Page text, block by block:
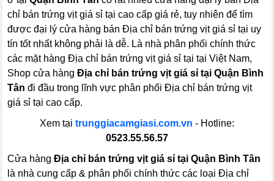
chỉ bán trứng vịt giá sỉ tại cao cấp giá rẻ, tuy nhiên để tìm
được đại lý cửa hàng bán Địa chỉ bán trứng vịt giá sỉ tại uy
tín tốt nhất không phải là dễ. Là nhà phân phối chính thức
các mặt hàng Địa chỉ bán trứng vịt giá sỉ tại tại Việt Nam,
Shop cửa hàngĐịa chỉ bán trứng vịt giá sỉ tại Quận Bình
Tân đi đầu trong lĩnh vực phân phối Địa chỉ bán trứng vịt
giá sỉ tại cao cấp.
Xem tại trunggiacamgiasi.com.vn - Hotline:
0523.55.56.57
Cửa hàngĐịa chỉ bán trứng vịt giá sỉ tại Quận Bình Tân
là nhà cung cấp & phân phối chính thức các loại Địa chỉ